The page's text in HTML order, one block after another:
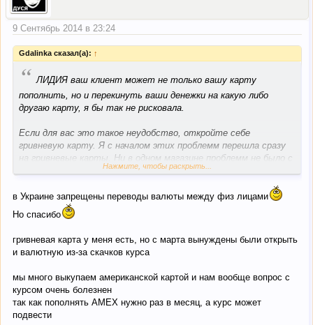
9 Сентябрь 2014 в 23:24
Gdalinka сказал(а): ↑
“ ЛИДИЯ ваш клиент может не только вашу карту
пополнить, но и перекинуть ваши денежки на какую либо
другаю карту, я бы так не рисковала.
Если для вас это такое неудобство, откройте себе
гривневую карту. Я с началом этих проблемм перешла сразу
на гривневые карты. Ни в одном магазине проблемм не было с
Нажмите, чтобы раскрыть...
в Украине запрещены переводы валюты между физ лицами
Но спасибо
гривневая карта у меня есть, но с марта вынуждены были открыть
и валютную из-за скачков курса
мы много выкупаем американской картой и нам вообще вопрос с
курсом очень болезнен
так как пополнять AMEX нужно раз в месяц, а курс может
подвести